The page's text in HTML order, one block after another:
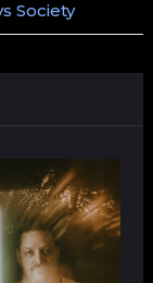
Society